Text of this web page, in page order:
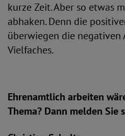
kurze Zeit. Aber so etwas
abhaken. Denn die
überwiegen die negativen
Vielfaches.
Ehrenamtlich arbeiten
Thema? Dann melden Sie